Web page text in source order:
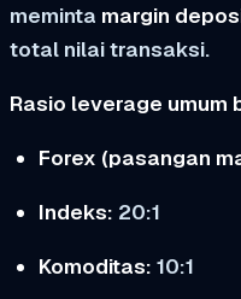
meminta margin
total nilai transaksi.
Rasio leverage
Forex (pasangan
Indeks: 20:1
Komoditas: 10:1